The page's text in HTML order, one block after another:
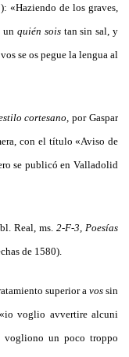
«Haziendo de los graves,
un quién sois tan sin sal, y
se os pegue la len­gua al
cortesano,por Gaspar
con el título «Avi­so de
se publicó en Valladolid
Real, ms. 2-F-3, Poe­sías
de 1580).
supe­rior a vossin
voglio avvertire alcuni
un poco troppo